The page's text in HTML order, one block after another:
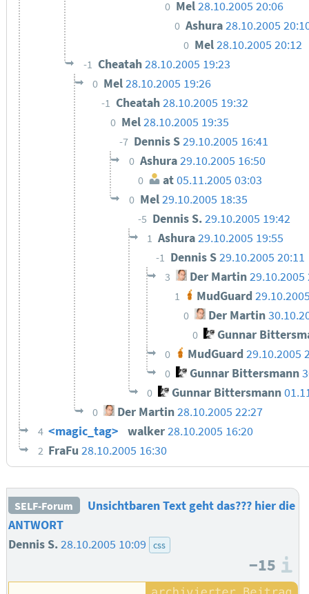
0 Mel28.10.2005 20:06
0 Ashura28.10.2005
0 Mel28.10.2005 20:12
-1 Cheatah28.10.2005 19:23
0 Mel28.10.2005 19:26
-1 Cheatah28.10.2005 19:32
0 Mel28.10.2005 19:35
-7 Dennis S29.10.2005 16:41
0 Ashura29.10.2005 16:50
0 at 05.11.2005 03:03
0 Mel29.10.2005 18:35
-5 Dennis S.29.10.2005 19:42
1 Ashura29.10.2005 19:55
-1 Dennis S29.10.2005 20:11
3 Der Martin29.10.2005
1 MudGuard
0 Der Martin
0 Gunnar
0 MudGuard 29.10.2005
0 Gunnar Bittersmann
0 Gunnar Bittersmann
0 Der Martin 28.10.2005 22:27
4 <magic_tag> walker28.10.2005 16:20
2 FraFu28.10.2005 16:30
SELF-Forum
Unsichtbaren Text geht das??? hier die
ANTWORT
Dennis S.28.10.2005 10:09 css
−15